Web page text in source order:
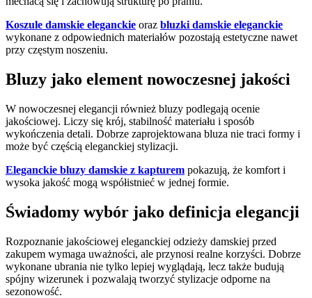
Koszule damskie eleganckie oraz bluzki damskie eleganckie
wykonane z odpowiednich materiałów pozostają estetyczne nawet
przy częstym noszeniu.
Bluzy jako element nowoczesnej jakości
W nowoczesnej elegancji również bluzy podlegają ocenie
jakościowej. Liczy się krój, stabilność materiału i sposób
wykończenia detali. Dobrze zaprojektowana bluza nie traci formy i
może być częścią eleganckiej stylizacji.
Eleganckie bluzy damskie z kapturem pokazują, że komfort i
wysoka jakość mogą współistnieć w jednej formie.
Świadomy wybór jako definicja elegancji
Rozpoznanie jakościowej eleganckiej odzieży damskiej przed
zakupem wymaga uważności, ale przynosi realne korzyści. Dobrze
wykonane ubrania nie tylko lepiej wyglądają, lecz także budują
spójny wizerunek i pozwalają tworzyć stylizacje odporne na
sezonowość.